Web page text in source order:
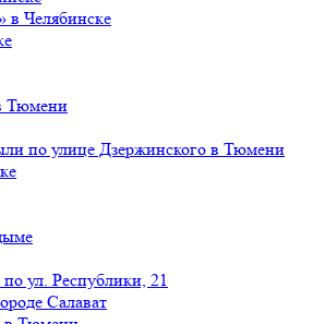
в Челябинске
Тюмени
по улице Дзержинского в Тюмени
ул. Республики, 21
Салават